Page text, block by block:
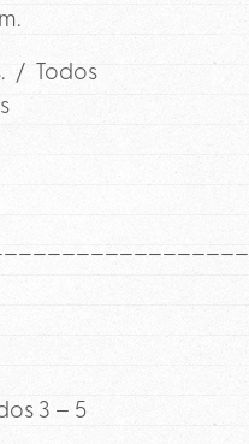
/ Todos
3 – 5